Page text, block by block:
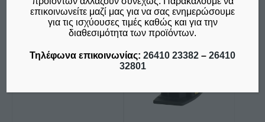
επικοινωνείτε μαζί μας για να σας ενημερώσουμε
για τις ισχύουσες τιμές καθώς και για την
διαθεσιμότητα των προϊόντων.
Τηλέφωνα επικοινωνίας: 26410 23382 – 26410
32801